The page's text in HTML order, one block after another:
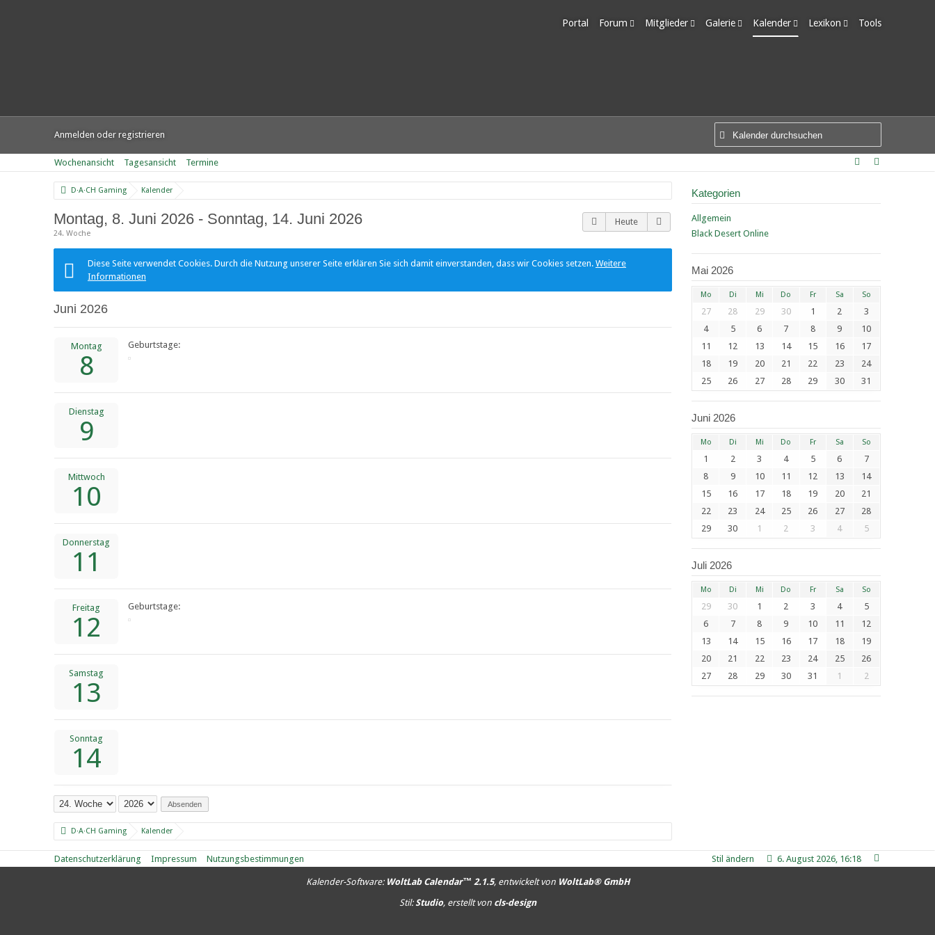
Anmelden oder registrieren
Portal Forum Mitglieder Galerie Kalender Lexikon Tools
Wochenansicht Tagesansicht Termine
D·A·CH Gaming Kalender
Montag, 8. Juni 2026 - Sonntag, 14. Juni 2026
24. Woche
Heute
Diese Seite verwendet Cookies. Durch die Nutzung unserer Seite erklären Sie sich damit einverstanden, dass wir Cookies setzen. Weitere
Informationen
Juni 2026
Montag
8
Geburtstage:
Dienstag
9
Mittwoch
10
Donnerstag
11
Freitag
12
Geburtstage:
Samstag
13
Sonntag
14
Absenden
D·A·CH Gaming Kalender
Kategorien
Allgemein
Black Desert Online
Mai 2026
Mo Di Mi Do Fr Sa So
27 28 29 30 1 2
3
4
5 6 7 8 9
10
11
12 13 14 15 16
17
18
19 20 21 22 23
24
25
26 27 28 29 30 31
Juni 2026
Mo Di Mi Do Fr Sa So
1 2 3 4 5 6
7
8
9 10 11 12 13
14
15
16 17 18 19 20
21
22
23 24 25 26 27
28
29
30 1 2 3 4 5
Juli 2026
Mo Di Mi Do Fr Sa So
29 30 1 2 3 4
5
6
7 8 9 10 11
12
13
14 15 16 17 18
19
20
21 22 23 24 25
26
27
28 29 30 31 1 2
Datenschutzerklärung Impressum Nutzungsbestimmungen 6. August 2026, 16:18
Stil ändern
Kalender-Software: WoltLab Calendar™ 2.1.5, entwickelt von WoltLab® GmbH
Stil:Studio, erstellt von cls-design